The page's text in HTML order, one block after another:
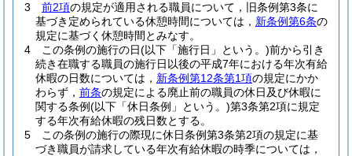
3
前2項の規定が適用される職員について，旧条例第3条に
基づき定められている休憩時間については， 新条例第6条の
規定に基づく休憩時間とみなす。
4
この条例の施行の日(以下「施行日」という。)前から引き
続き在職する職員の施行日以後の平成7年における年次有給
休暇の日数については， 新条例第12条第1項の規定にかか
わらず， 前条の規定による廃止前の職員の休日及び休暇に
関する条例(以下「休日条例」という。)第3条第2項に規定
する年次有給休暇の残日数とする。
5
この条例の施行の際現に休日条例第3条第2項の規定に基
づき職員が請求している年次有給休暇の時季については，